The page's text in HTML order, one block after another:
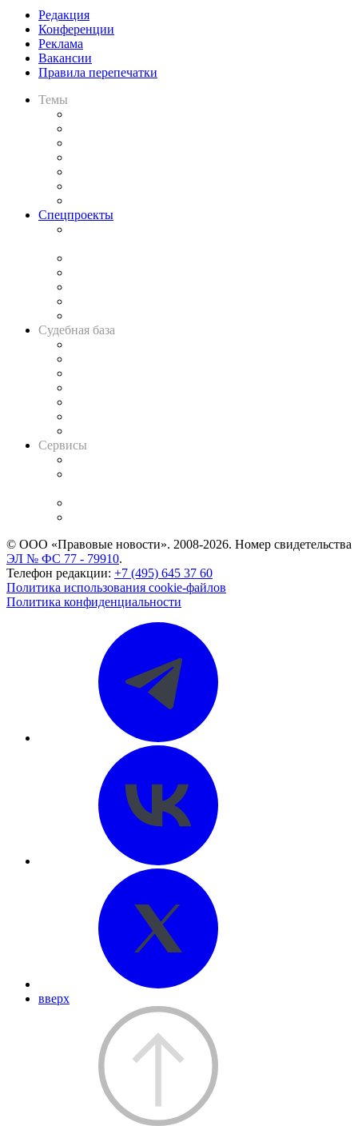
Редакция
Конференции
Реклама
Вакансии
Правила перепечатки
Темы
Спецпроекты
Судебная база
Сервисы
© ООО «Правовые новости». 2008-2026. Номер свидетельства
ЭЛ № ФС 77 - 79910.
Телефон редакции: +7 (495) 645 37 60
Политика использования cookie-файлов
Политика конфиденциальности
вверх